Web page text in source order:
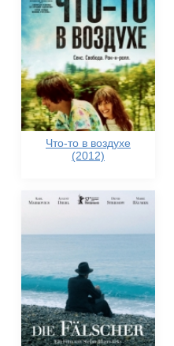
Что-то в воздухе
(2012)